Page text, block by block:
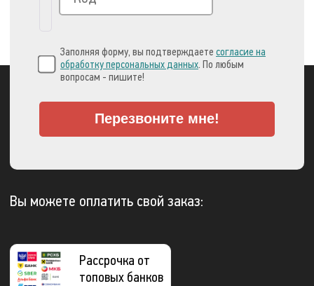
Заполняя форму, вы подтверждаете согласие на
обработку персональных данных. По любым
вопросам - пишите!
Перезвоните мне!
Вы можете оплатить свой заказ:
Рассрочка от
топовых банков